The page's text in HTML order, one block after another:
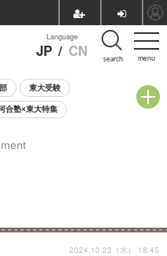
menu
Language
JP / CN search
東大受験
合塾×東大特集
・相談会
2024.10.23（水） 18:45